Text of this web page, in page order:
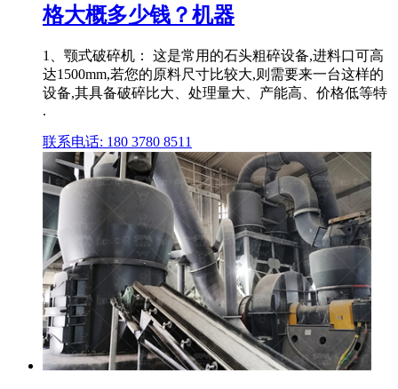
格大概多少钱？机器
1、颚式破碎机： 这是常用的石头粗碎设备,进料口可高
达1500mm,若您的原料尺寸比较大,则需要来一台这样的
设备,其具备破碎比大、处理量大、产能高、价格低等特
.
联系电话: 180 3780 8511